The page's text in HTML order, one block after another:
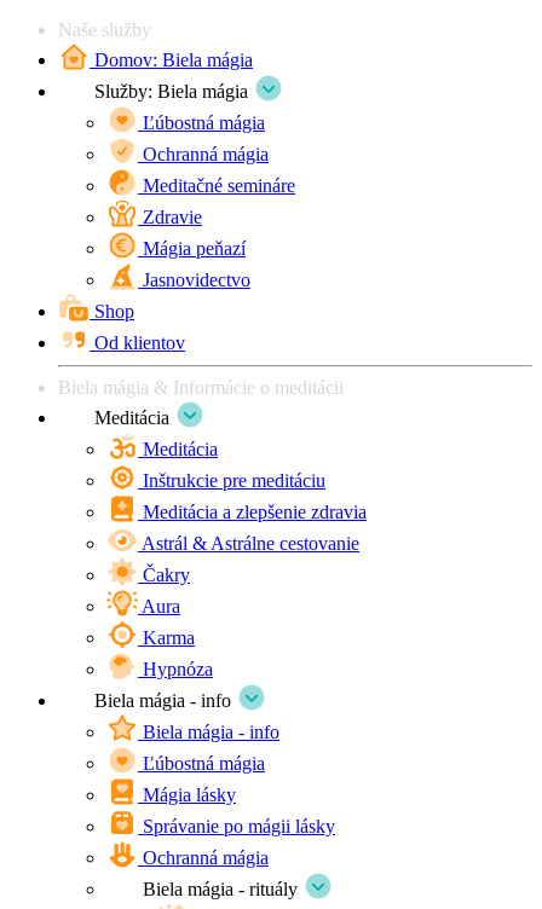
Naše služby
Domov: Biela mágia
Služby: Biela mágia
Ľúbostná mágia
Ochranná mágia
Meditačné semináre
Zdravie
Mágia peňazí
Jasnovidectvo
Shop
Od klientov
Biela mágia & Informácie o meditácii
Meditácia
Meditácia
Inštrukcie pre meditáciu
Meditácia a zlepšenie zdravia
Astrál & Astrálne cestovanie
Čakry
Aura
Karma
Hypnóza
Biela mágia - info
Biela mágia - info
Ľúbostná mágia
Mágia lásky
Správanie po mágii lásky
Ochranná mágia
Biela mágia - rituály